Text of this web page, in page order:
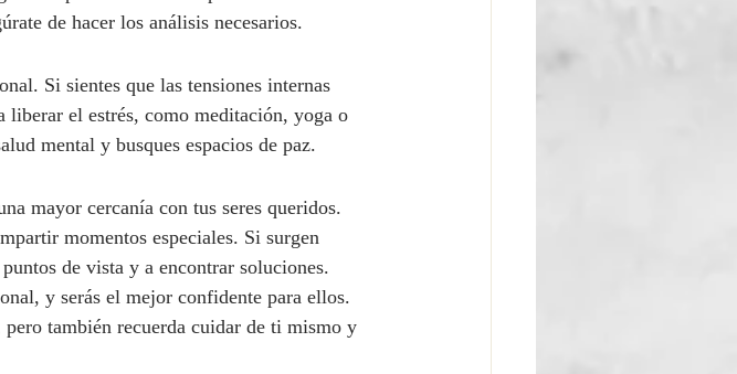
de hacer los análisis necesarios.
Si sientes que las tensiones internas
el estrés, como meditación, yoga o
mental y busques espacios de paz.
mayor cercanía con tus seres queridos.
momentos especiales. Si surgen
de vista y a encontrar soluciones.
y serás el mejor confidente para ellos.
también recuerda cuidar de ti mismo y